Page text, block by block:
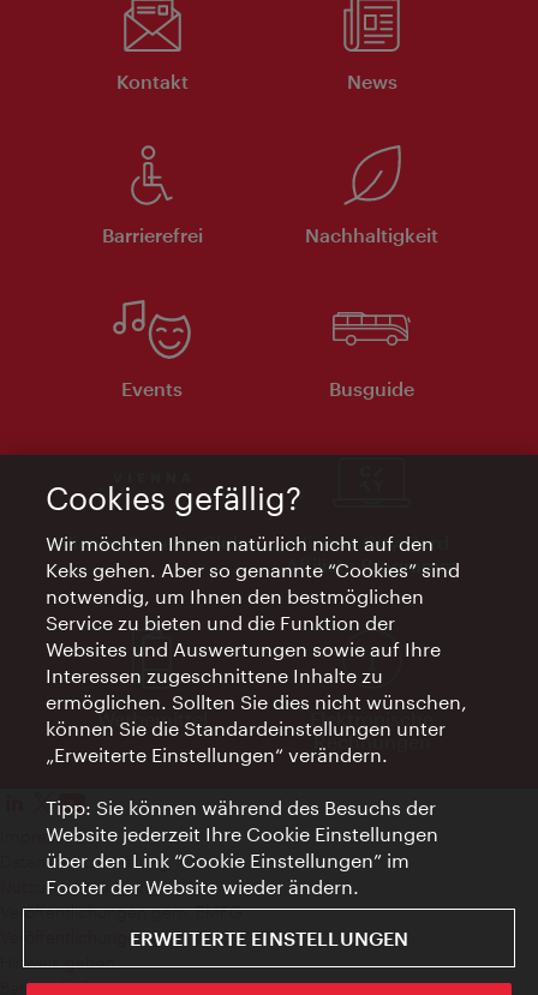
Kontakt News
Barrierefrei Nachhaltigkeit
Events Busguide
Vienna Experts Club
Vienna City Card
Affiliate Programm
Werbemittel
Elektronische
Rechnungen
Impressum
Datenschutzerklärung
Nutzungsbedingungen
Veröffentlichungen gem. EMFG
Veröffentlichungen gem. MedKF‑TG
Hinweis geben
Barrierefreiheit
Cookies gefällig?
Wir möchten Ihnen natürlich nicht auf den
Keks gehen. Aber so genannte “Cookies” sind
notwendig, um Ihnen den bestmöglichen
Service zu bieten und die Funktion der
Websites und Auswertungen sowie auf Ihre
Interessen zugeschnittene Inhalte zu
ermöglichen. Sollten Sie dies nicht wünschen,
können Sie die Standardeinstellungen unter
„Erweiterte Einstellungen“ verändern.
Tipp: Sie können während des Besuchs der
Website jederzeit Ihre Cookie Einstellungen
über den Link “Cookie Einstellungen” im
Footer der Website wieder ändern.
ERWEITERTE EINSTELLUNGEN